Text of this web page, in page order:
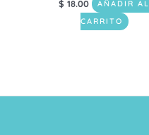
$ 18.00
AÑADIR AL
CARRITO